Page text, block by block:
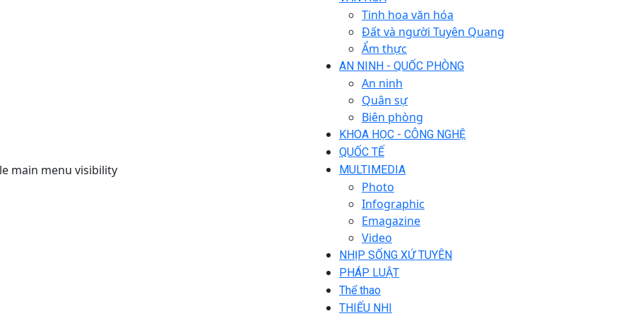
main menu visibility
Tinh hoa văn hóa
Đất và người Tuyên Quang
Ẩm thực
AN NINH - QUỐC PHÒNG
An ninh
Quân sự
Biên phòng
KHOA HỌC - CÔNG NGHỆ
QUỐC TẾ
MULTIMEDIA
Photo
Infographic
Emagazine
Video
NHỊP SỐNG XỨ TUYÊN
PHÁP LUẬT
Thể thao
THIẾU NHI